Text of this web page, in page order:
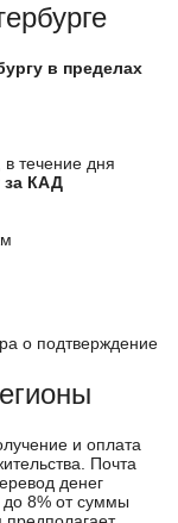
в пределах
течение дня
за КАД
о подтверждение
и оплата
Почта
денег
8% от суммы